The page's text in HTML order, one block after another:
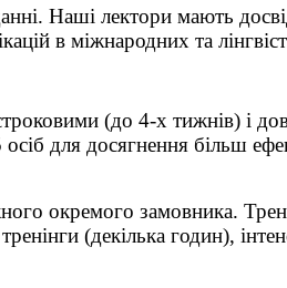
Наші лектори мають
в міжнародних та
(до 4-х тижнів) і
для досягнення більш
окремого замовника.
(декілька годин),